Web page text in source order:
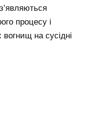
процесу і
на сусідні